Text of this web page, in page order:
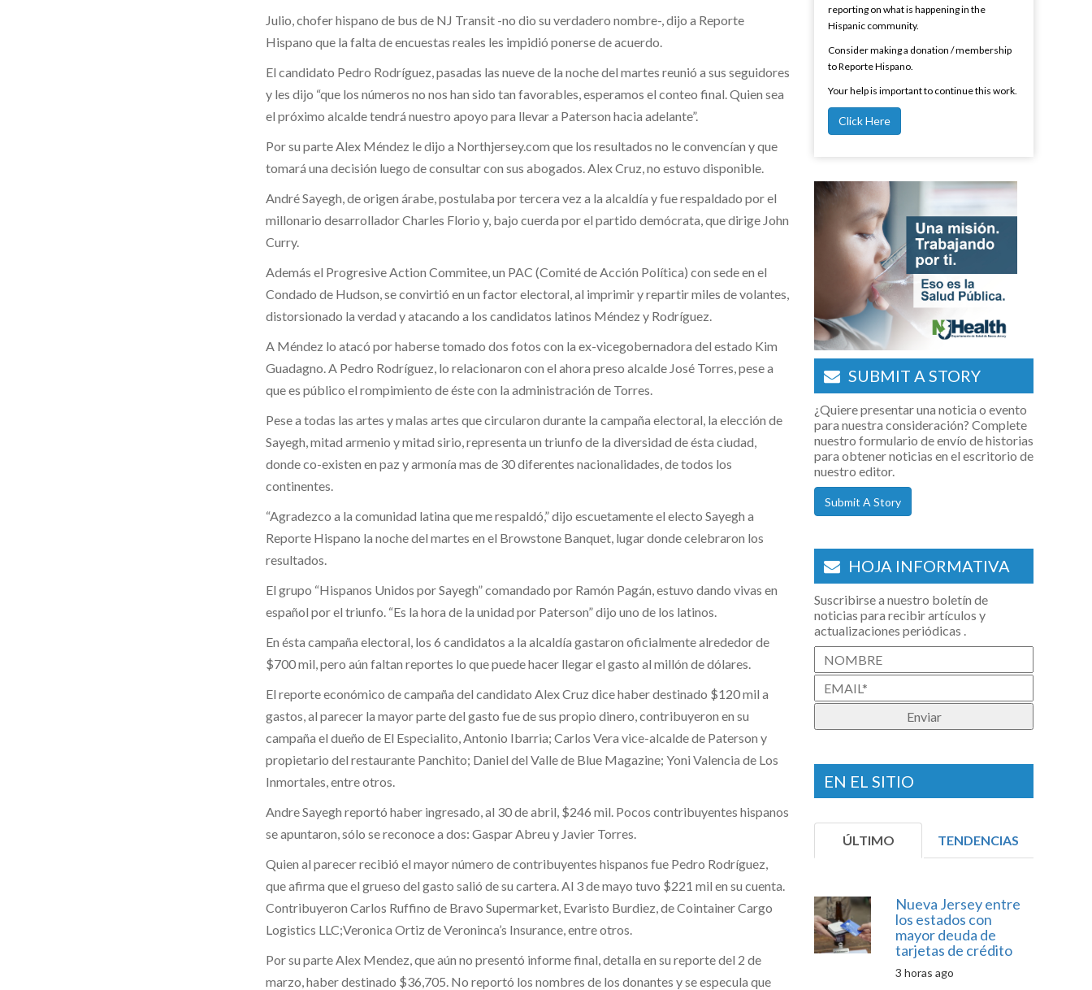
Julio, chofer hispano de bus de NJ Transit -no dio su verdadero nombre-, dijo a Reporte
Hispano que la falta de encuestas reales les impidió ponerse de acuerdo.
El candidato Pedro Rodríguez, pasadas las nueve de la noche del martes reunió a sus seguidores
y les dijo “que los números no nos han sido tan favorables, esperamos el conteo final. Quien sea
el próximo alcalde tendrá nuestro apoyo para llevar a Paterson hacia adelante”.
Por su parte Alex Méndez le dijo a Northjersey.com que los resultados no le convencían y que
tomará una decisión luego de consultar con sus abogados. Alex Cruz, no estuvo disponible.
André Sayegh, de origen árabe, postulaba por tercera vez a la alcaldía y fue respaldado por el
millonario desarrollador Charles Florio y, bajo cuerda por el partido demócrata, que dirige John
Curry.
Además el Progresive Action Commitee, un PAC (Comité de Acción Política) con sede en el
Condado de Hudson, se convirtió en un factor electoral, al imprimir y repartir miles de volantes,
distorsionado la verdad y atacando a los candidatos latinos Méndez y Rodríguez.
A Méndez lo atacó por haberse tomado dos fotos con la ex-vicegobernadora del estado Kim
Guadagno. A Pedro Rodríguez, lo relacionaron con el ahora preso alcalde José Torres, pese a
que es público el rompimiento de éste con la administración de Torres.
Pese a todas las artes y malas artes que circularon durante la campaña electoral, la elección de
Sayegh, mitad armenio y mitad sirio, representa un triunfo de la diversidad de ésta ciudad,
donde co-existen en paz y armonía mas de 30 diferentes nacionalidades, de todos los
continentes.
“Agradezco a la comunidad latina que me respaldó,” dijo escuetamente el electo Sayegh a
Reporte Hispano la noche del martes en el Browstone Banquet, lugar donde celebraron los
resultados.
El grupo “Hispanos Unidos por Sayegh” comandado por Ramón Pagán, estuvo dando vivas en
español por el triunfo. “Es la hora de la unidad por Paterson” dijo uno de los latinos.
En ésta campaña electoral, los 6 candidatos a la alcaldía gastaron oficialmente alrededor de
$700 mil, pero aún faltan reportes lo que puede hacer llegar el gasto al millón de dólares.
El reporte económico de campaña del candidato Alex Cruz dice haber destinado $120 mil a
gastos, al parecer la mayor parte del gasto fue de sus propio dinero, contribuyeron en su
campaña el dueño de El Especialito, Antonio Ibarria; Carlos Vera vice-alcalde de Paterson y
propietario del restaurante Panchito; Daniel del Valle de Blue Magazine; Yoni Valencia de Los
Inmortales, entre otros.
Andre Sayegh reportó haber ingresado, al 30 de abril, $246 mil. Pocos contribuyentes hispanos
se apuntaron, sólo se reconoce a dos: Gaspar Abreu y Javier Torres.
Quien al parecer recibió el mayor número de contribuyentes hispanos fue Pedro Rodríguez,
que afirma que el grueso del gasto salió de su cartera. Al 3 de mayo tuvo $221 mil en su cuenta.
Contribuyeron Carlos Ruffino de Bravo Supermarket, Evaristo Burdiez, de Cointainer Cargo
Logistics LLC;Veronica Ortiz de Veroninca’s Insurance, entre otros.
Por su parte Alex Mendez, que aún no presentó informe final, detalla en su reporte del 2 de
marzo, haber destinado $36,705. No reportó los nombres de los donantes y se especula que
reporting on what is happening in the
Hispanic community.
Consider making a donation / membership
to Reporte Hispano.
Your help is important to continue this work.
Click Here
SUBMIT A STORY
¿Quiere presentar una noticia o evento
para nuestra consideración? Complete
nuestro formulario de envío de historias
para obtener noticias en el escritorio de
nuestro editor.
Submit A Story
HOJA INFORMATIVA
Suscribirse a nuestro boletín de
noticias para recibir artículos y
actualizaciones periódicas .
EN EL SITIO
ÚLTIMO TENDENCIAS
Nueva Jersey entre
los estados con
mayor deuda de
tarjetas de crédito
3 horas ago